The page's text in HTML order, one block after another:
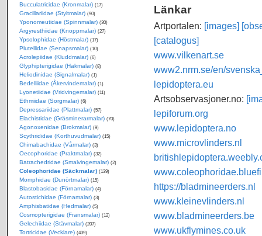
Länkar
Artportalen: [images]
[catalogus]
www.vilkenart.se
www2.nrm.se/en/
lepidoptera.eu
Artsobservasjoner.no:
lepiforum.org
www.lepidoptera.no
www.microvlinders.nl
https://bladmineerders.nl
www.kleinevlinders.nl
www.bladmineerders.be
www.ukflymines.co.uk
Bucculatricidae (Kronmalar) (17)
Gracillariidae (Styltmalar) (90)
Yponomeutidae (Spinnmalar) (30)
Argyresthiidae (Knoppmalar) (27)
Ypsolophidae (Höstmalar) (17)
Plutellidae (Senapsmalar) (10)
Acrolepiidae (Kluddmalar) (6)
Glyphipterigidae (Hakmalar) (8)
Heliodinidae (Signalmalar) (1)
Bedelliidae (Åkervindemalar) (1)
Lyonetiidae (Vridvingemalar) (11)
Ethmiidae (Sorgmalar) (6)
Depressariidae (Plattmalar) (57)
Elachistidae (Gräsminerarmalar) (70)
Agonoxenidae (Brokmalar) (9)
Scythrididae (Korthuvudmalar) (15)
Chimabachidae (Vårmalar) (3)
Oecophoridae (Praktmalar) (32)
Batrachedridae (Smalvingemalar) (2)
Coleophoridae (Säckmalar) (139)
Momphidae (Dunörtmalar) (15)
Blastobasidae (Förnamalar) (4)
Autostichidae (Förnamalar) (3)
Amphisbatidae (Hedmalar) (5)
Cosmopterigidae (Fransmalar) (12)
Gelechiidae (Stävmalar) (207)
Tortricidae (Vecklare) (439)